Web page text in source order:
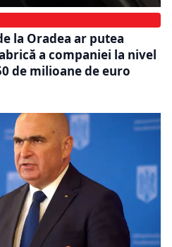
la Oradea ar putea
a companiei la nivel
de milioane de euro